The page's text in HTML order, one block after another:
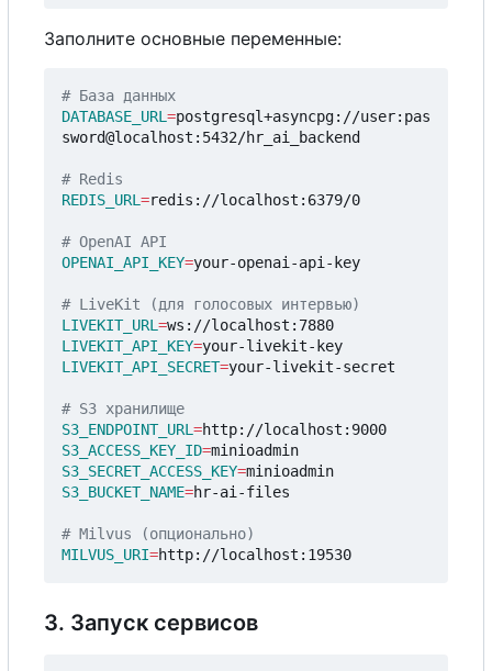
Заполните основные переменные:
# База данных
DATABASE_URL =postgresql+asyncpg://user:pas
sword@localhost:5432/hr_ai_backend
# Redis
REDIS_URL =redis://localhost:6379/0
# OpenAI API
OPENAI_API_KEY=your-openai-api-key
# LiveKit (для голосовых интервью)
LIVEKIT_URL =
LIVEKIT_API_KEY=
LIVEKIT_API_SECRET=your-livekit-secret
# S3 хранилище
S3_ENDPOINT_URL =
S3_ACCESS_KEY_ID=
S3_SECRET_ACCESS_KEY=
S3_BUCKET_NAME=hr-ai-files
# Milvus (опционально)
MILVUS_URI=
3. Запуск сервисов